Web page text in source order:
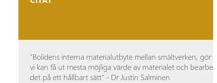
"Bolidens interna materialutbyte mellan smältverken, gör
vi kan få ut mesta möjliga värde av materialet och
det på ett hållbart sätt" - Dr Justin Salminen